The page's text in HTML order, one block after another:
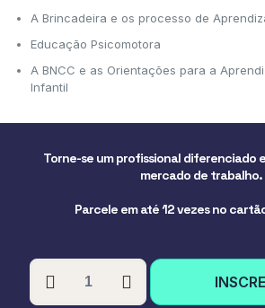
A Brincadeira e os processo de
Educação Psicomotora
A BNCC e as Orientações para a
Infantil
Torne-se um profissional diferenciado
mercado de trabalho.
Parcele em até 12 vezes no
PÓS-
GRADUAÇÃO
EM